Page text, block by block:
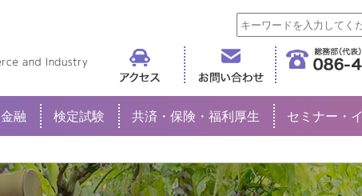
金融 検定試験 共済・保険・福利厚生 セミナー・